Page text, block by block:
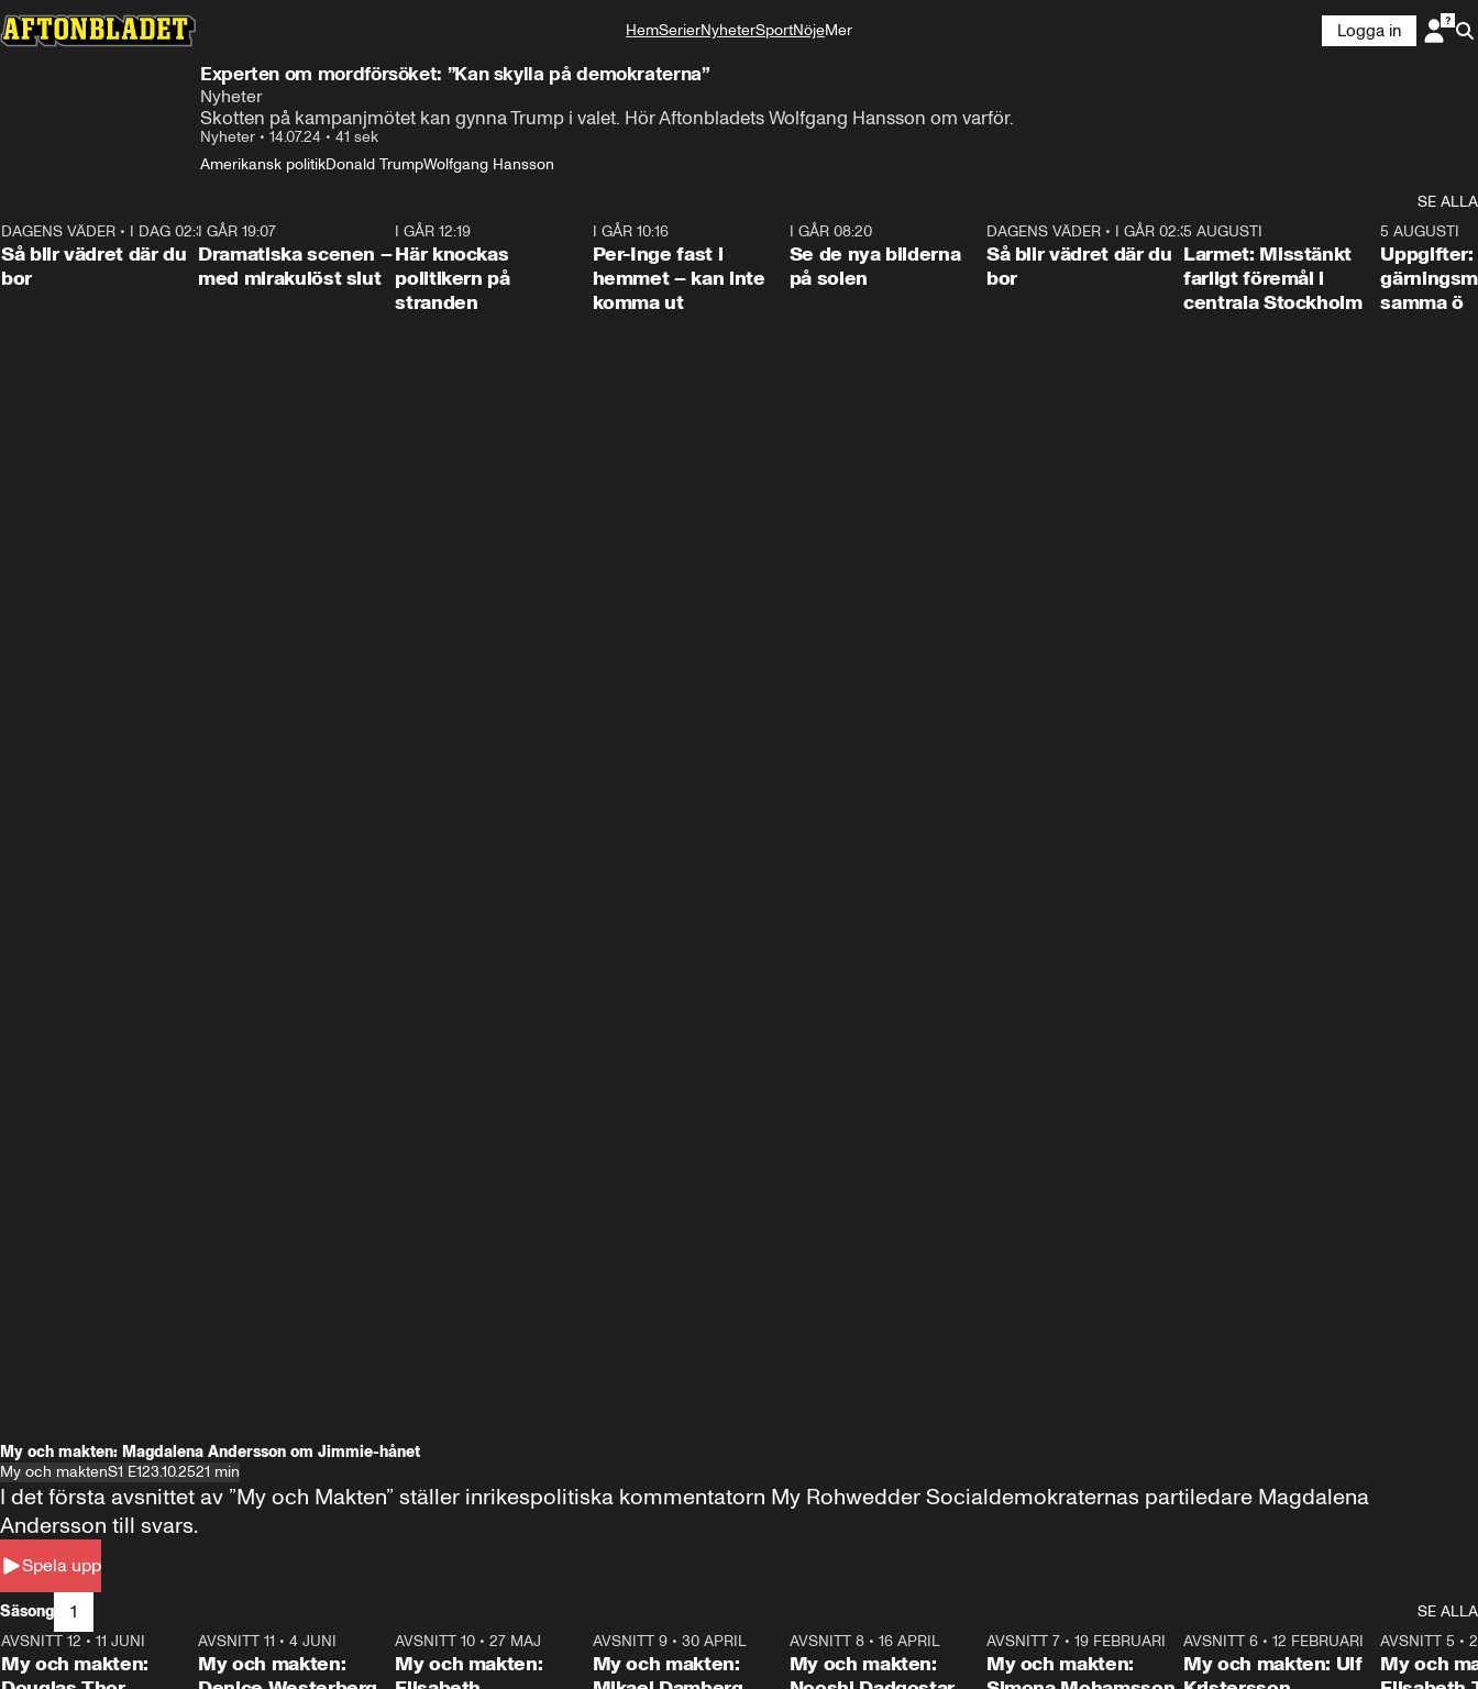
HemSerierNyheterSportNöjeMer
Logga in
Experten om mordförsöket: ”Kan skylla på demokraterna”
Nyheter
Skotten på kampanjmötet kan gynna Trump i valet. Hör Aftonbladets Wolfgang Hansson om varför.
Nyheter • 14.07.24 • 41 sek
Amerikansk politikDonald TrumpWolfgang Hansson
SE ALLA
1:06
DAGENS VÄDER • I DAG 02:30
Så blir vädret där du
bor
I GÅR 19:07
Dramatiska scenen –
med mirakulöst slut
I GÅR 12:19
Här knockas
politikern på
stranden
I GÅR 10:16
Per-Inge fast i
hemmet – kan inte
komma ut
I GÅR 08:20
Se de nya bilderna
på solen
1:06
DAGENS VÄDER• I GÅR 02:30
Så blir vädret där du
bor
0:35
5 AUGUSTI
Larmet: Misstänkt
farligt föremål i
centrala Stockholm
5 AUGUSTI
Uppgifter:
samma ö
My och makten: Magdalena Andersson om Jimmie-hånet
My och maktenS1 E123.10.2521 min
Spela upp
I det första avsnittet av ”My och Makten” ställer inrikespolitiska kommentatorn My Rohwedder Socialdemokraternas partiledare Magdalena
Andersson till svars.
Säsong 1
SE ALLA
26:27
AVSNITT 12 • 11 JUNI
My och makten:
23:40
AVSNITT 11 •4 JUNI
My och makten:
AVSNITT 10 •27 MAJ
My och makten:
AVSNITT 9• 30 APRIL
My och makten:
AVSNITT 8• 16 APRIL
My och makten:
24:30
AVSNITT 7• 19 FEBRUARI
My och makten:
27:30
AVSNITT 6 •12 FEBRUARI
My och makten: Ulf
AVSNITT 5 •
My och